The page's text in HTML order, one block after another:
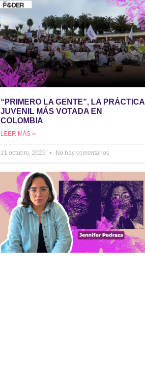
“PRIMERO LA GENTE”, LA PRÁCTICA
JUVENIL MÁS VOTADA EN
COLOMBIA
LEER MÁS »
21 octubre, 2025 No hay comentarios